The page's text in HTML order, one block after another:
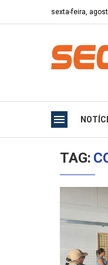
sexta-feira,
TAG: